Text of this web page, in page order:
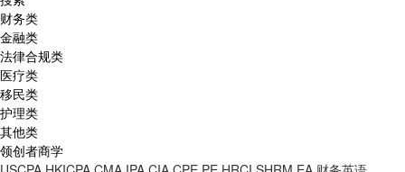
财务类
金融类
法律合规类
医疗类
移民类
护理类
其他类
领创者商学